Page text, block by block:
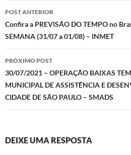
Navegação
de
posts
POST ANTERIOR
Confira a PREVISÃO DO TEMPO no
SEMANA (31/07 a 01/08) – INMET
PRÓXIMO POST
30/07/2021 – OPERAÇÃO BAIXAS
MUNICIPAL DE ASSISTÊNCIA E
CIDADE DE SÃO PAULO – SMADS
DEIXE UMA RESPOSTA